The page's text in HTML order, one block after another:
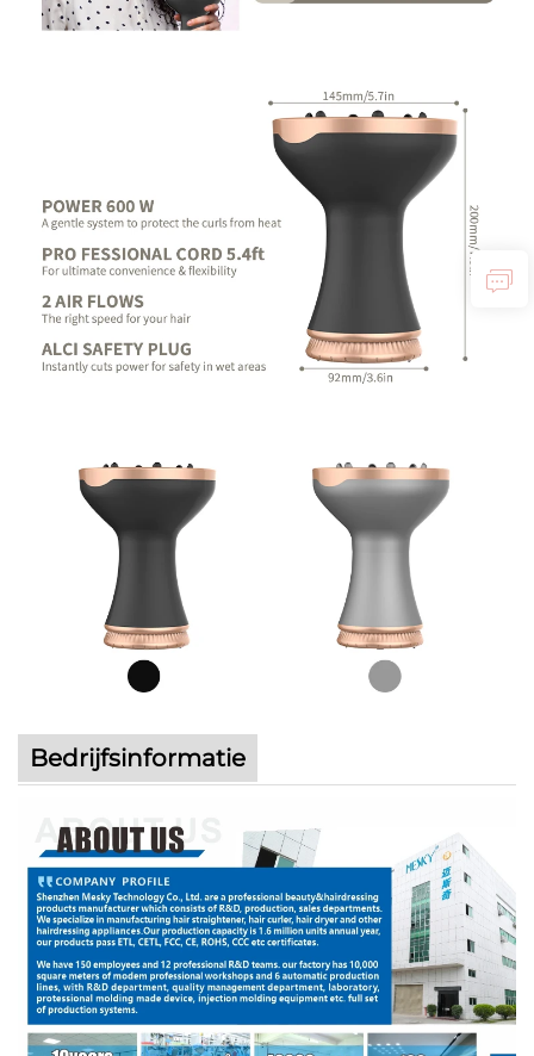
Bedrijfsinformatie